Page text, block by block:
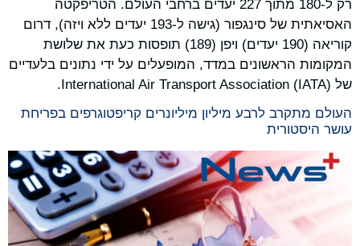
רק ל-180 מתוך 227 יעדים ברחבי העולם. הטריפקטה
האסיאתית של סינגפור (גישה ל-193 יעדים ללא ויזה), דרום
קוריאה (190 יעדים) ויפן (189) תופסות כעת את שלושת
המקומות הראשונים במדד, המופעלים על ידי נתונים בלעדיים
של International Air Transport Association (IATA).
העולם מתקרב לרבע מיליון מיליונרים קריפטוגרפים בפריחת
עושר היסטורית